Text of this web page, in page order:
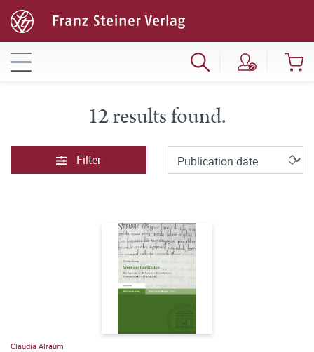
12 results found.
Filter
Claudia Alraum